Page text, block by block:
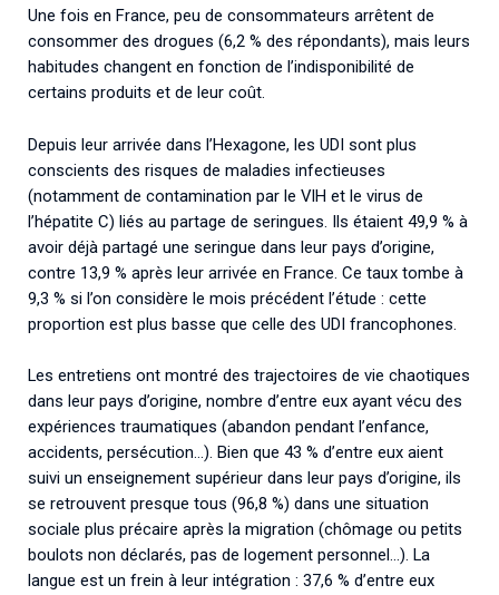
Une fois en France, peu de consommateurs arrêtent de
consommer des drogues (6,2 % des répondants), mais leurs
habitudes changent en fonction de l’indisponibilité de
certains produits et de leur coût.
Depuis leur arrivée dans l’Hexagone, les UDI sont plus
conscients des risques de maladies infectieuses
(notamment de contamination par le VIH et le virus de
l’hépatite C) liés au partage de seringues. Ils étaient 49,9 % à
avoir déjà partagé une seringue dans leur pays d’origine,
contre 13,9 % après leur arrivée en France. Ce taux tombe à
9,3 % si l’on considère le mois précédent l’étude : cette
proportion est plus basse que celle des UDI francophones.
Les entretiens ont montré des trajectoires de vie chaotiques
dans leur pays d’origine, nombre d’entre eux ayant vécu des
expériences traumatiques (abandon pendant l’enfance,
accidents, persécution…). Bien que 43 % d’entre eux aient
suivi un enseignement supérieur dans leur pays d’origine, ils
se retrouvent presque tous (96,8 %) dans une situation
sociale plus précaire après la migration (chômage ou petits
boulots non déclarés, pas de logement personnel…). La
langue est un frein à leur intégration : 37,6 % d’entre eux